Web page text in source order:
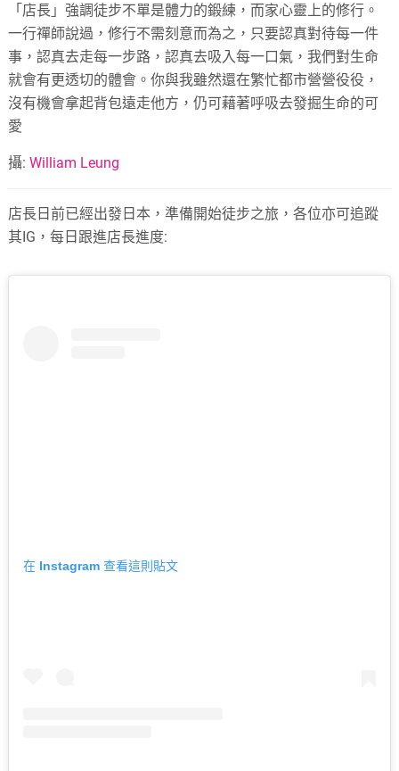
「店長」強調徒步不單是體力的鍛練，而家心靈上的修行。
一行禪師說過，修行不需刻意而為之，只要認真對待每一件
事，認真去走每一步路，認真去吸入每一口氣，我們對生命
就會有更透切的體會。你與我雖然還在繁忙都市營營役役，
沒有機會拿起背包遠走他方，仍可藉著呼吸去發掘生命的可
愛
攝:William Leung
店長日前已經出發日本，準備開始徒步之旅，各位亦可追蹤
其IG，每日跟進店長進度:
在 Instagram 查看這則貼文